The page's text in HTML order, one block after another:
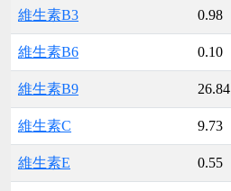
維生素B3 0.98
維生素B6 0.10
維生素B9 26.84
維生素C 9.73
維生素E 0.55